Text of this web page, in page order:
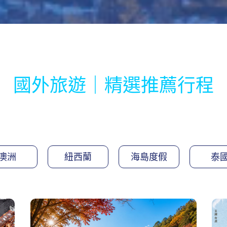
國外旅遊｜精選推薦行程
洲 紐西蘭 海島度假 泰